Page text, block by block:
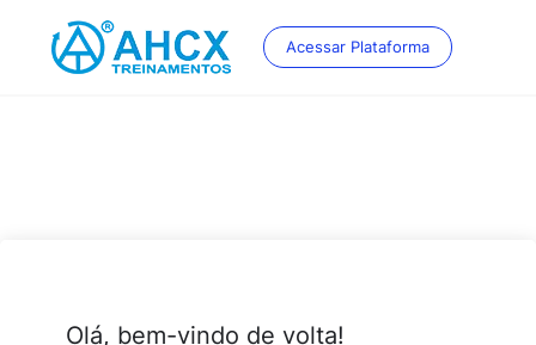
content
Acessar Plataforma
Olá, bem-vindo de volta!